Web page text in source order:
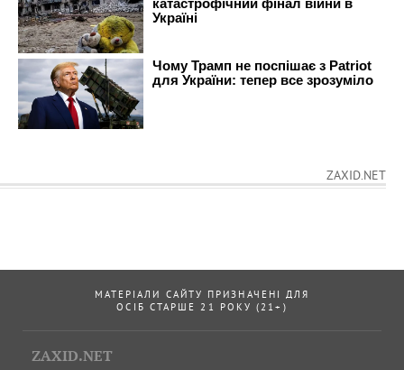
ZAXID.NET
МАТЕРІАЛИ САЙТУ ПРИЗНАЧЕНІ ДЛЯ
ОСІБ СТАРШЕ 21 РОКУ (21+)
ZAXID.NET